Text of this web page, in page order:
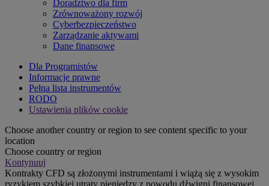
Doradztwo dla firm
Zrównoważony rozwój
Cyberbezpieczeństwo
Zarządzanie aktywami
Dane finansowe
Dla Programistów
Informacje prawne
Pełna lista instrumentów
RODO
Ustawienia plików cookie
Choose another country or region to see content specific to your
location
Choose country or region
Kontynuuj
Kontrakty CFD są złożonymi instrumentami i wiążą się z wysokim